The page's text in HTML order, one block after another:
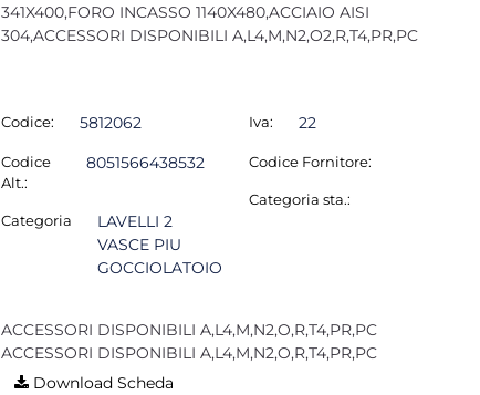
341X400,FORO INCASSO 1140X480,ACCIAIO AISI
304,ACCESSORI DISPONIBILI A,L4,M,N2,O2,R,T4,PR,PC
Codice: 5812062
Codice
Alt.:
8051566438532
Categoria
LAVELLI 2
VASCE PIU
GOCCIOLATOIO
Iva: 22
Codice Fornitore:
Categoria sta.:
ACCESSORI DISPONIBILI A,L4,M,N2,O,R,T4,PR,PC
ACCESSORI DISPONIBILI A,L4,M,N2,O,R,T4,PR,PC
Download Scheda